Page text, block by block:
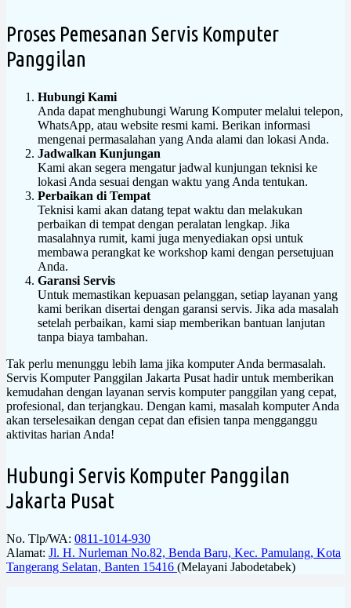
Proses Pemesanan Servis Komputer
Panggilan
Hubungi Kami
Anda dapat menghubungi Warung Komputer melalui telepon,
WhatsApp, atau website resmi kami. Berikan informasi
mengenai permasalahan yang Anda alami dan lokasi Anda.
Jadwalkan Kunjungan
Kami akan segera mengatur jadwal kunjungan teknisi ke
lokasi Anda sesuai dengan waktu yang Anda tentukan.
Perbaikan di Tempat
Teknisi kami akan datang tepat waktu dan melakukan
perbaikan di tempat dengan peralatan lengkap. Jika
masalahnya rumit, kami juga menyediakan opsi untuk
membawa perangkat ke workshop kami dengan persetujuan
Anda.
Garansi Servis
Untuk memastikan kepuasan pelanggan, setiap layanan yang
kami berikan disertai dengan garansi servis. Jika ada masalah
setelah perbaikan, kami siap memberikan bantuan lanjutan
tanpa biaya tambahan.
Tak perlu menunggu lebih lama jika komputer Anda bermasalah.
Servis Komputer Panggilan Jakarta Pusat hadir untuk memberikan
kemudahan dengan layanan servis komputer panggilan yang cepat,
profesional, dan terjangkau. Dengan kami, masalah komputer Anda
akan terselesaikan dengan cepat dan efisien tanpa mengganggu
aktivitas harian Anda!
Hubungi Servis Komputer Panggilan
Jakarta Pusat
No. Tlp/WA: 0811-1014-930
Alamat: Jl. H. Nurleman No.82, Benda Baru, Kec. Pamulang, Kota
Tangerang Selatan, Banten 15416 (Melayani Jabodetabek)